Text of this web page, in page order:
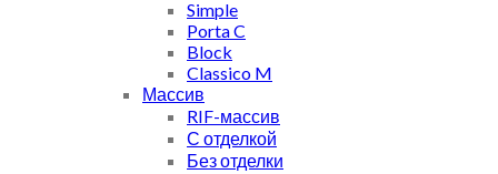
Simple
Porta C
Block
Classico M
Массив
RIF-массив
С отделкой
Без отделки